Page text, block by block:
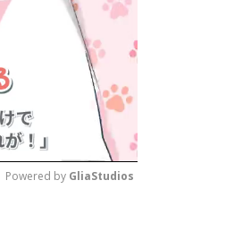
Powered by GliaStudios